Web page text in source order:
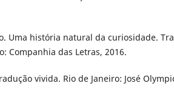
Uma história natural da curiosidade.
Companhia das Letras, 2016.
vivida. Rio de Janeiro: José